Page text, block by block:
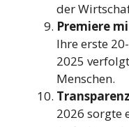
der
Premiere
Ihre erste
2025
Menschen.
2026 sorgte